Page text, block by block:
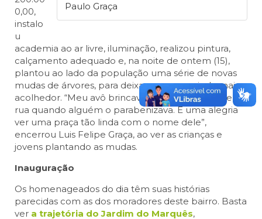
Paulo Graça
0,00,
instalo
u
academia ao ar livre, iluminação, realizou pintura,
calçamento adequado e, na noite de ontem (15),
plantou ao lado da população uma série de novas
mudas de árvores, para deixar o espaço ainda mais
acolhedor. “Meu avô brincava que seria nome de
rua quando alguém o parabenizava. É uma alegria
ver uma praça tão linda com o nome dele”,
encerrou Luis Felipe Graça, ao ver as crianças e
jovens plantando as mudas.
Inauguração
Os homenageados do dia têm suas histórias
parecidas com as dos moradores deste bairro. Basta
ver a trajetória do Jardim do Marquês,